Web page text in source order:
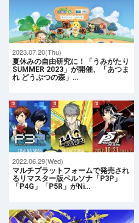
2023.07.20(Thu)
夏休みの自由研究に！「うみがたり
SUMMER 2023」が開催、「あつま
れ どうぶつの森」…
2022.06.29(Wed)
マルチプラットフォームで発売され
るリマスター版ペルソナ「P3P」
「P4G」「P5R」がNi…